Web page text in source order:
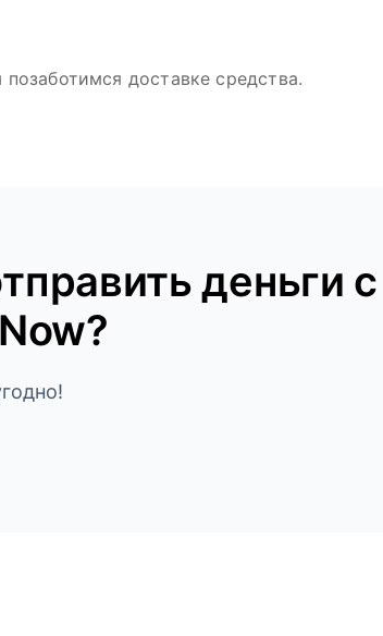
доставке средства.
деньги с